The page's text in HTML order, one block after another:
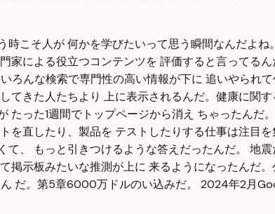
こそ人が 何かを学びたいって思う瞬間なんだよ
による役立つコンテンツを 評価すると言ってる
んな検索で専門性の高い情報が下に 追いやられ
きた人たちより 上に表示されるんだ。健康に関
った1週間でトップページから消え ちゃったん
を直したり、製品を テストしたりする仕事は注目
、 もっと引きつけるような答えだったんだ。 地
示板みたいな推測が上に 来るようになったんだ
だ。第5章6000万ドルのい込みだ。 2024年2月